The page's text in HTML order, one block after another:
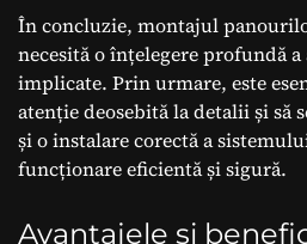
În concluzie, montajul
necesită o înțelegere profundă
implicate. Prin urmare, este
atenție deosebită la detalii și să
și o instalare corectă a
funcționare eficientă și sigură.
Avantajele și